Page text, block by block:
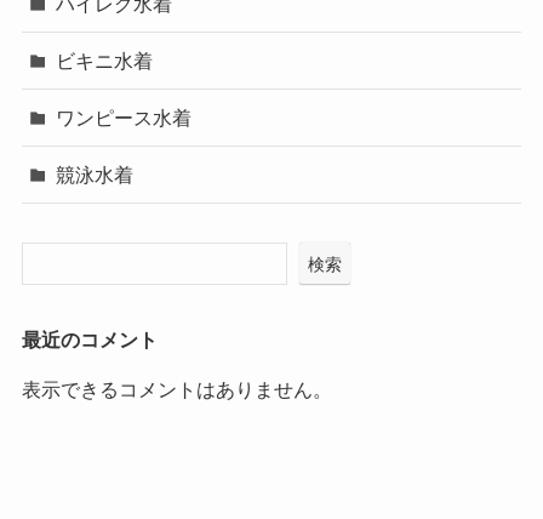
ビキニ水着
ワンピース水着
競泳水着
検索
最近のコメント
表示できるコメントはありません。